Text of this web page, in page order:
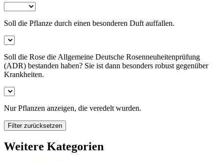
Soll die Pflanze durch einen besonderen Duft auffallen.
Soll die Rose die Allgemeine Deutsche Rosenneuheitenprüfung
(ADR) bestanden haben? Sie ist dann besonders robust gegenüber
Krankheiten.
Nur Pflanzen anzeigen, die veredelt wurden.
Filter zurücksetzen
Weitere Kategorien